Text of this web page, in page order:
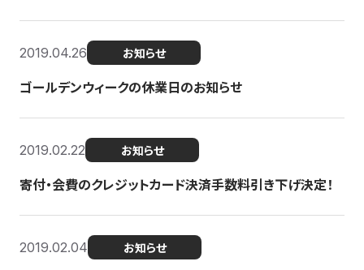
2019.04.26 お知らせ
ゴールデンウィークの休業日のお知らせ
2019.02.22 お知らせ
寄付・会費のクレジットカード決済手数料引き下げ決定！
2019.02.04 お知らせ